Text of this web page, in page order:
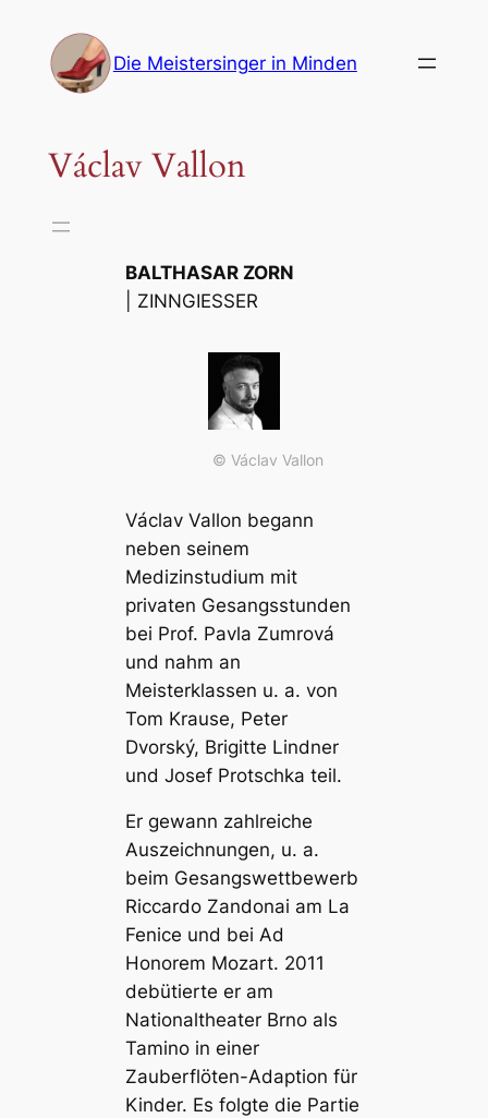
Inhalt
springen
Die Meistersinger in Minden
Václav Vallon
BALTHASAR ZORN
| ZINNGIESSER
© Václav Vallon
Václav Vallon begann
neben seinem
Medizinstudium mit
privaten Gesangsstunden
bei Prof. Pavla Zumrová
und nahm an
Meisterklassen u. a. von
Tom Krause, Peter
Dvorský, Brigitte Lindner
und Josef Protschka teil.
Er gewann zahlreiche
Auszeichnungen, u. a.
beim Gesangswettbewerb
Riccardo Zandonai am La
Fenice und bei Ad
Honorem Mozart. 2011
debütierte er am
Nationaltheater Brno als
Tamino in einer
Zauberflöten-Adaption für
Kinder. Es folgte die Partie